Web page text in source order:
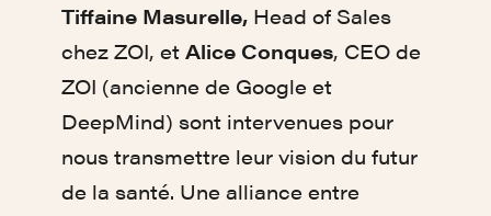
Tiffaine Masurelle, Head of Sales
chez ZOI, et Alice Conques, CEO de
ZOI (ancienne de Google et
DeepMind) sont intervenues pour
nous transmettre leur vision du futur
de la santé. Une alliance entre